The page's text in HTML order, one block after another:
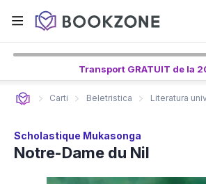
Transport GRATUIT de la
Carti Beletristica Literatura
Scholastique Mukasonga
Notre-Dame du Nil